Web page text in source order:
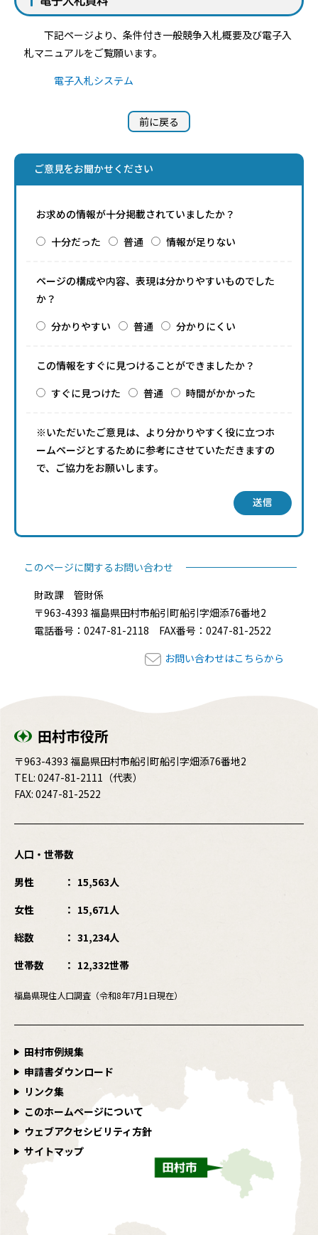
下記ページより、条件付き一般競争入札概要及び電子入
札マニュアルをご覧願います。
電子入札システム
前に戻る
ご意見をお聞かせください
お求めの情報が十分掲載されていましたか？
十分だった
普通 情報が足りない
ページの構成や内容、表現は分かりやすいものでした
か？
分かりやすい
普通 分かりにくい
この情報をすぐに見つけることができましたか？
すぐに見つけた
普通 時間がかかった
※いただいたご意見は、より分かりやすく役に立つホ
ームページとするために参考にさせていただきますの
で、ご協力をお願いします。
送信
このページに関するお問い合わせ
財政課 管財係
〒963-4393 福島県田村市船引町船引字畑添76番地2
電話番号：0247-81-2118 FAX番号：0247-81-2522
お問い合わせはこちらから
田村市役所
〒963-4393 福島県田村市船引町船引字畑添76番地2
TEL: 0247-81-2111 （代表）
FAX: 0247-81-2522
人口・世帯数
男性
15,563人
女性
15,671人
総数
31,234人
世帯数
12,332世帯
福島県現住人口調査（令和8年7月1日現在）
田村市例規集
申請書ダウンロード
リンク集
このホームページについて
ウェブアクセシビリティ方針
サイトマップ